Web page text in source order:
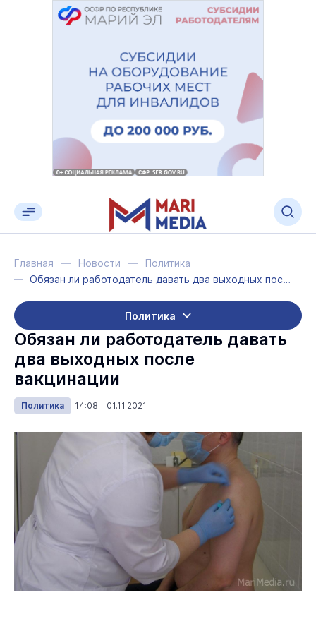
Главная Новости
Политика
Обязан ли работодатель давать два выходных после вакцинации
Политика
Обязан ли работодатель давать
два выходных после
вакцинации
Политика 14:08 01.11.2021